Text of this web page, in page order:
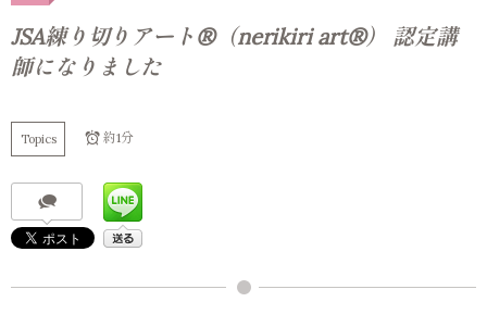
JSA練り切りアート®（nerikiri art®） 認定講
師になりました
Topics 約1分